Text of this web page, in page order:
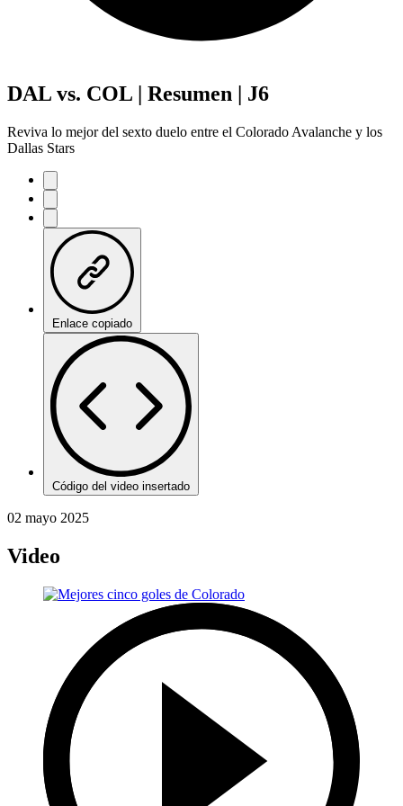
DAL vs. COL | Resumen | J6
Reviva lo mejor del sexto duelo entre el Colorado Avalanche y los
Dallas Stars
Enlace copiado
Código del video insertado
02 mayo 2025
Video